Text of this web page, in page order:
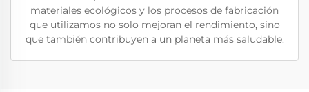
materiales ecológicos y los procesos de fabricación
que utilizamos no solo mejoran el rendimiento, sino
que también contribuyen a un planeta más saludable.